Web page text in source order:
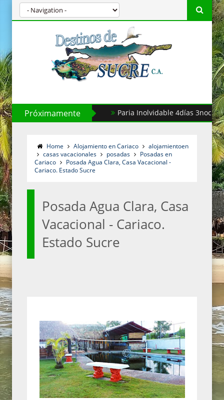
Próximamente Paria Inolvidable 4días 3noches
Home Alojamiento en Cariaco
alojamientoen
casas vacacionales
posadas
Posadas en
Cariaco
Posada Agua Clara, Casa Vacacional -
Cariaco. Estado Sucre
Posada Agua Clara, Casa
Vacacional - Cariaco.
Estado Sucre